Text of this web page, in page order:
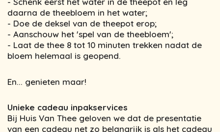
daarna de theebloem in het water;
- Doe de deksel van de theepot erop;
- Aanschouw het 'spel van de theebloem';
- Laat de thee 8 tot 10 minuten trekken nadat de
bloem helemaal is geopend.
En... genieten maar!
Unieke cadeau inpakservices
Bij Huis Van Thee geloven we dat de presentatie
van een cadeau net zo belangrijk is als het cadeau